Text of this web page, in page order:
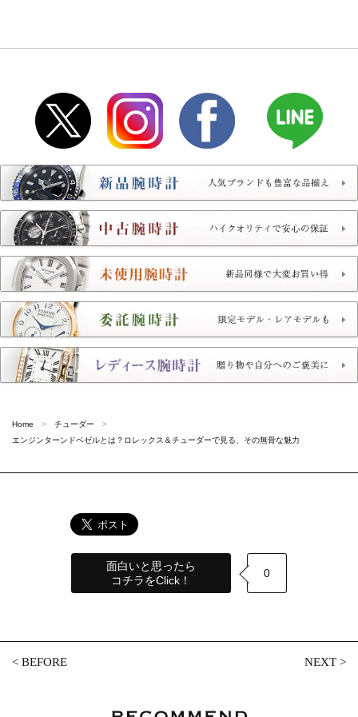
Home
チューダー
エンジンターンドベゼルとは？ロレックス＆チューダーで見る、その無骨な魅力
面白いと思ったら
コチラをClick！
0
<BEFORE NEXT>